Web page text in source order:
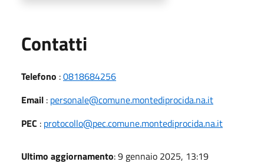
Contatti
Telefono :0818684256
Email : personale@comune.montediprocida.na.it
PEC : protocollo@pec.comune.montediprocida.na.it
Ultimo aggiornamento: 9 gennaio 2025, 13:19